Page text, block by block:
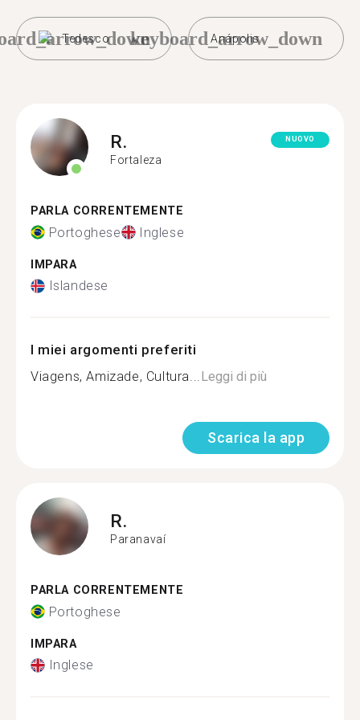
Tedesco Anápolis
keyboard_arrow_down
R.
Fortaleza
NUOVO
PARLA CORRENTEMENTE
Portoghese Inglese
IMPARA
Islandese
I miei argomenti preferiti
Viagens, Amizade, Cultura...Leggi di più
Scarica la app
R.
Paranavaí
PARLA CORRENTEMENTE
Portoghese
IMPARA
Inglese